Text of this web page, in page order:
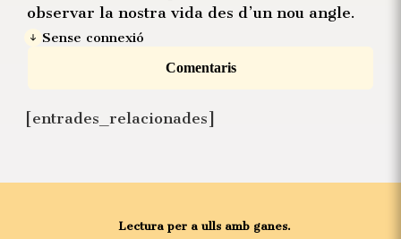
observar la nostra vida des d’un nou angle.
Sense connexió
Comentaris
[entrades_relacionades]
Lectura per a ulls amb ganes.